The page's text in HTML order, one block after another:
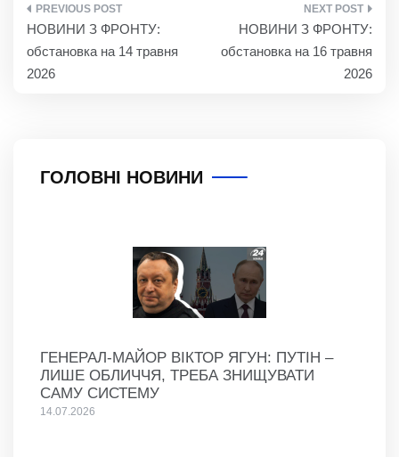
НАВІГАЦІЯ
ЗАПИСІВ
НОВИНИ З ФРОНТУ:
обстановка на 14 травня
2026
НОВИНИ З ФРОНТУ:
обстановка на 16 травня
2026
ГОЛОВНІ НОВИНИ
ГЕНЕРАЛ-МАЙОР ВІКТОР ЯГУН: ПУТІН –
ЛИШЕ ОБЛИЧЧЯ, ТРЕБА ЗНИЩУВАТИ
САМУ СИСТЕМУ
14.07.2026